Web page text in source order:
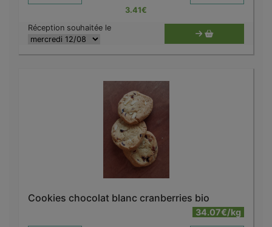
3.41€
Réception souhaitée le
Cookies chocolat blanc cranberries bio
34.07€/kg